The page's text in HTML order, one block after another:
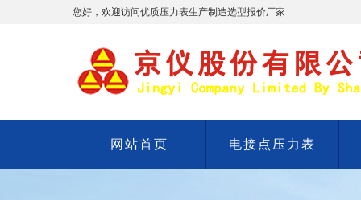
您好，欢迎访问优质压力表生产制造选型报价厂家
网站首页 电接点压力表